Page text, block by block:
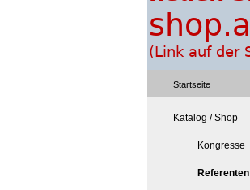
Startseite
Katalog / Shop
Kongresse
Referenten